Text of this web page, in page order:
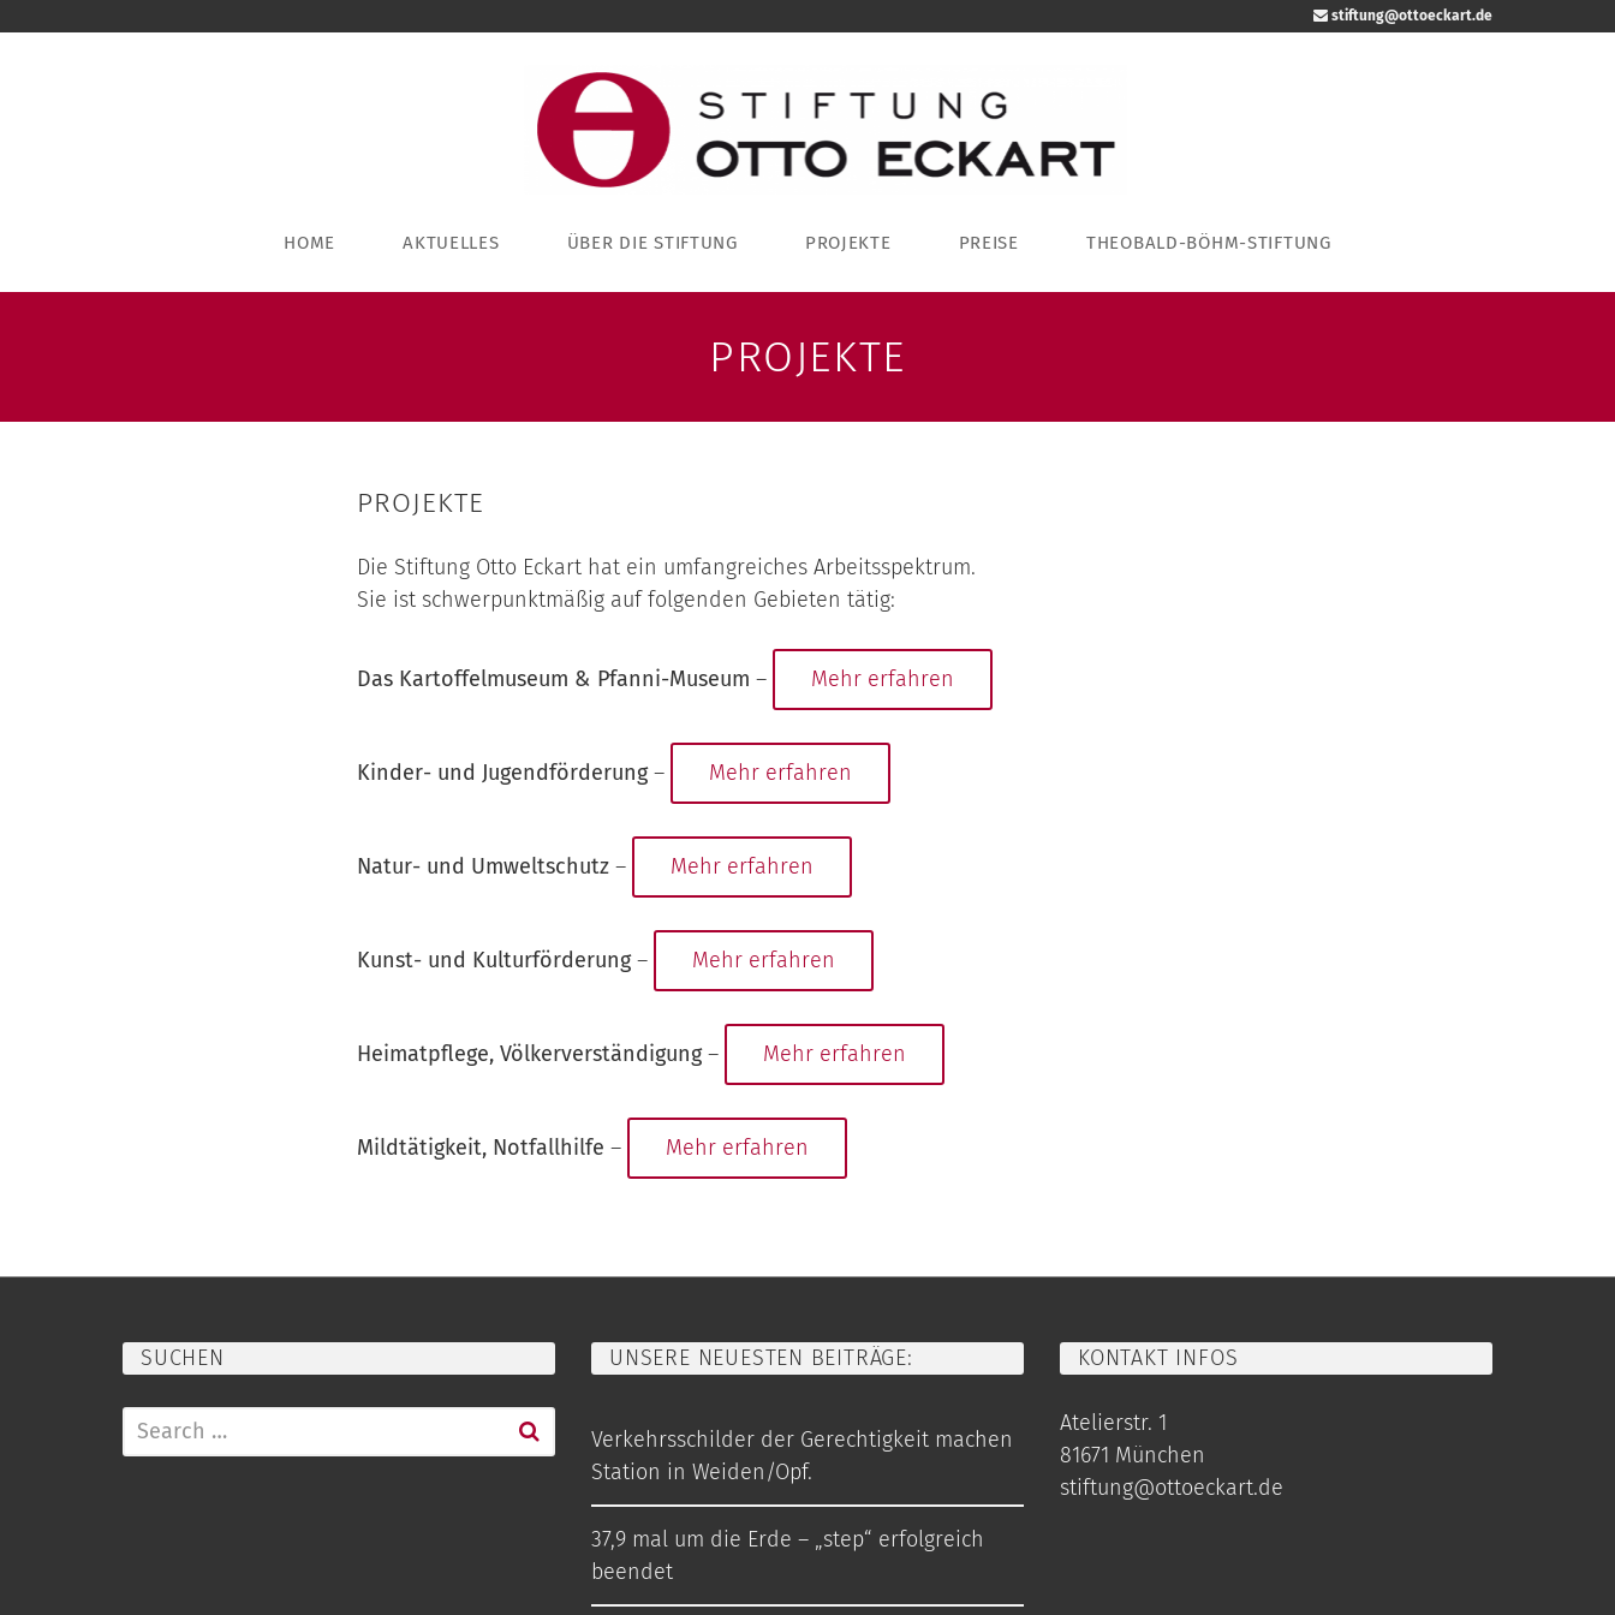
stiftung@ottoeckart.de
HOME AKTUELLES ÜBER DIE STIFTUNG PROJEKTE PREISE THEOBALD-BÖHM-STIFTUNG
PROJEKTE
PROJEKTE
Die Stiftung Otto Eckart hat ein umfangreiches Arbeitsspektrum.
Sie ist schwerpunktmäßig auf folgenden Gebieten tätig:
Das Kartoffelmuseum & Pfanni-Museum – Mehr erfahren
Kinder- und Jugendförderung– Mehr erfahren
Natur- und Umweltschutz – Mehr erfahren
Kunst- und Kulturförderung– Mehr erfahren
Heimatpflege, Völkerverständigung– Mehr erfahren
Mildtätigkeit, Notfallhilfe – Mehr erfahren
SUCHEN
Search
UNSERE NEUESTEN BEITRÄGE:
Verkehrsschilder der Gerechtigkeit machen
Station in Weiden/Opf.
37,9 mal um die Erde – „step“ erfolgreich
beendet
KONTAKT INFOS
Atelierstr. 1
81671 München
stiftung@ottoeckart.de